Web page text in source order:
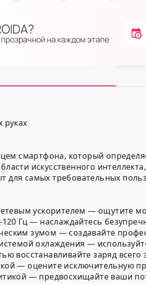
на каждом этапе
смартфона, который
искусственного
для самых требовательных
ускорителем — ощутите
Гц — наслаждайтесь
зумом — создавайте
охлаждения —
восстанавливайте заряд всего
— оцените исключительную
— предвосхищайте ваши